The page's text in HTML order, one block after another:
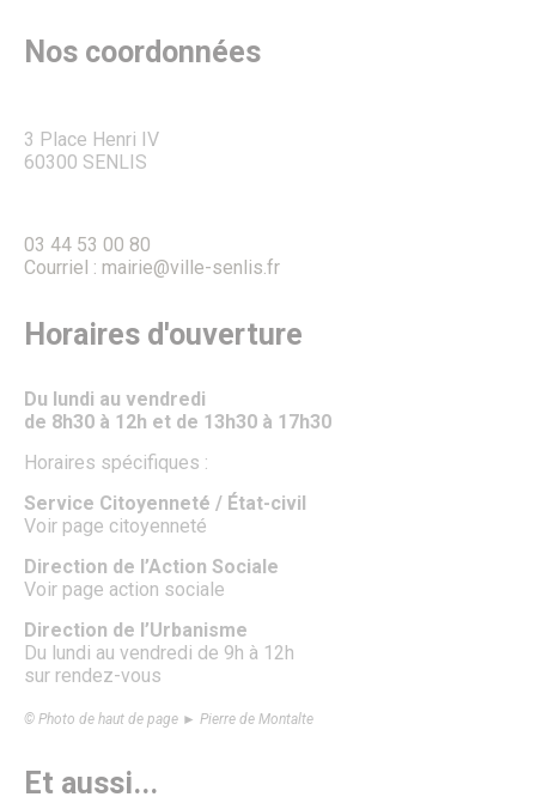
Nos coordonnées
3 Place Henri IV
60300 SENLIS
03 44 53 00 80
Courriel : mairie@ville-senlis.fr
Horaires d'ouverture
Du lundi au vendredi
de 8h30 à 12h et de 13h30 à 17h30
Horaires spécifiques :
Service Citoyenneté / État-civil
Voir page citoyenneté
Direction de l’Action Sociale
Voir page action sociale
Direction de l’Urbanisme
Du lundi au vendredi de 9h à 12h
sur rendez-vous
© Photo de haut de page ► Pierre de Montalte
Et aussi...